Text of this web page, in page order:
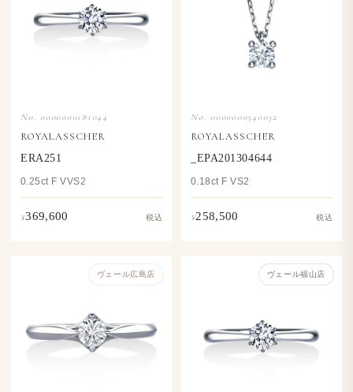
No. 0000000181044
ROYALASSCHER
ERA251
0.25ct F VVS2
¥369,600 税込
No. 0000000540032
ROYALASSCHER
_EPA201304644
0.18ct F VS2
¥258,500 税込
ヴェール​広島店 ヴェール福山店